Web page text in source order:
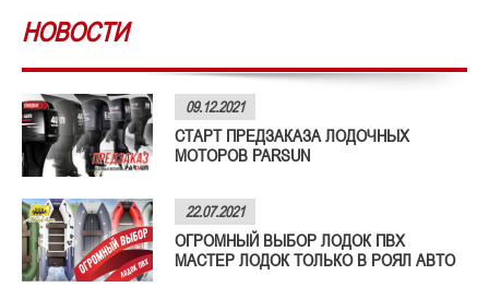
НОВОСТИ
09.12.2021
СТАРТ ПРЕДЗАКАЗА ЛОДОЧНЫХ
МОТОРОВ PARSUN
22.07.2021
ОГРОМНЫЙ ВЫБОР ЛОДОК ПВХ
МАСТЕР ЛОДОК ТОЛЬКО В РОЯЛ АВТО